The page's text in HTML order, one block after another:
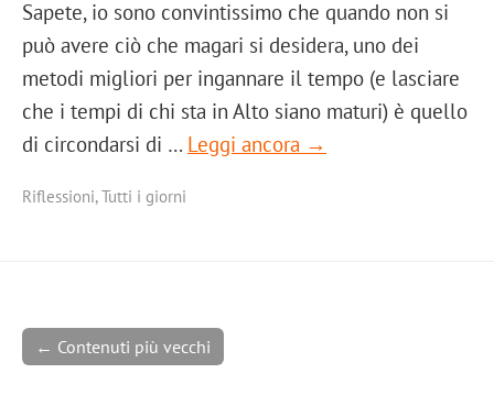
Sapete, io sono convintissimo che quando non si
può avere ciò che magari si desidera, uno dei
metodi migliori per ingannare il tempo (e lasciare
che i tempi di chi sta in Alto siano maturi) è quello
di circondarsi di … Leggi ancora →
Riflessioni,Tutti i giorni
← Contenuti più vecchi